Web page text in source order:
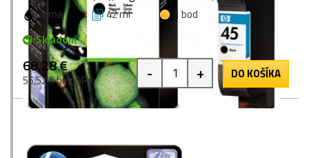
čierna 42 ml
1 bod
Skladom
68,28 €
55,52 € bez DPH - + DO KOŠÍKA